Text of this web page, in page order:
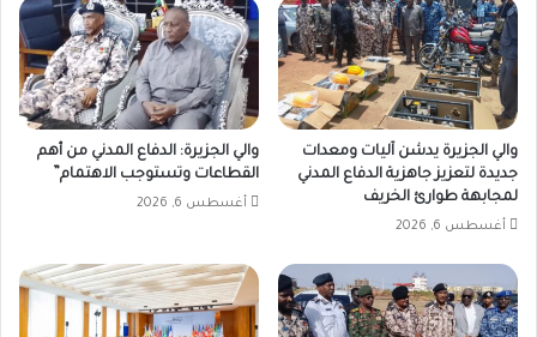
والي الجزيرة يدشن آليات ومعدات
جديدة لتعزيز جاهزية الدفاع المدني
لمجابهة طوارئ الخريف
أغسطس 6, 2026
والي الجزيرة: الدفاع المدني من أهم
القطاعات وتستوجب الاهتمام”
أغسطس 6, 2026